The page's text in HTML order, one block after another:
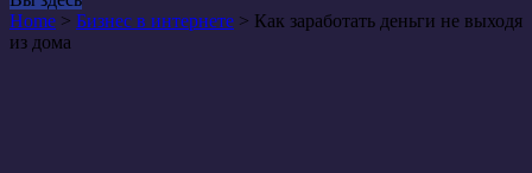
Home > Бизнес в интернете > Как заработать деньги не выходя
из дома